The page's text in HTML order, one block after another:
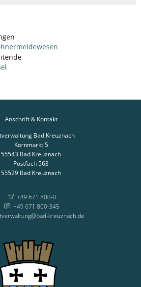
Anschrift & Kontakt
Bad Kreuznach
Kornmarkt 5
55543 Bad Kreuznach
Postfach 563
55529 Bad Kreuznach
+49 671 800-0
+49 671 800-345
kreuznach.de